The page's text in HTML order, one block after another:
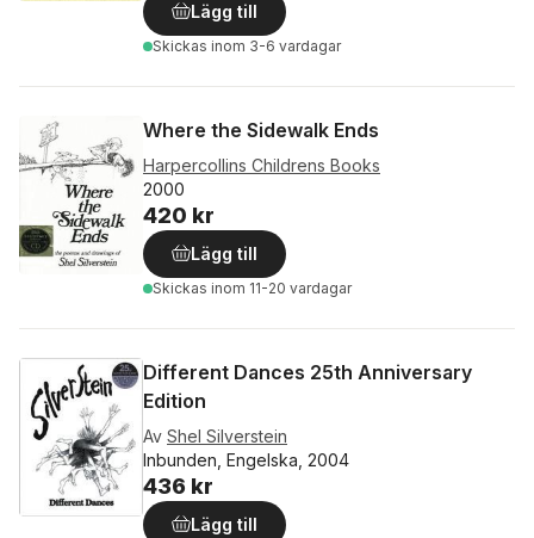
Lägg till
Skickas inom 3-6 vardagar
Where the Sidewalk Ends
Harpercollins Childrens Books
2000
420 kr
Lägg till
Skickas inom 11-20 vardagar
Different Dances 25th Anniversary
Edition
Av Shel Silverstein
Inbunden, Engelska, 2004
436 kr
Lägg till